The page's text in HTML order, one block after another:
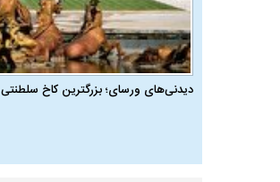
دیدنی‌های ورسای؛ بزرگترین کاخ سلطنتی